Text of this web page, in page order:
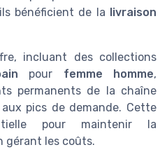
bénéficient de la livraison
incluant des collections
pour femme homme,
permanents de la chaîne
pics de demande. Cette
pour maintenir la
les coûts.